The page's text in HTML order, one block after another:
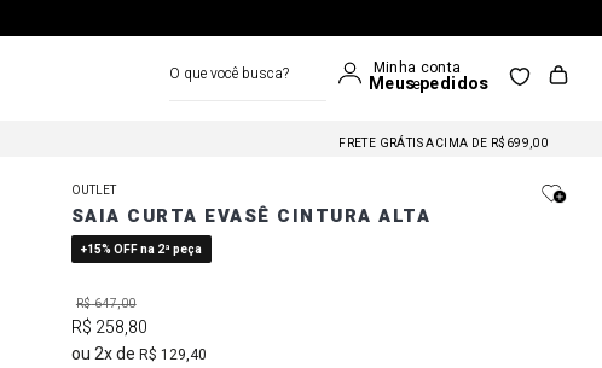
FRETE GRÁTIS ACIMA DE R$699,00
FRETE GRÁTIS NAS COMPRAS A PARTIR DE R$699
FRETE GRÁTIS ACIMA DE R$699,00
OUTLET
SAIA CURTA EVASÊ CINTURA ALTA
+15% OFF na 2ª peça
R$647,00
R$ 258,80
2
R$ 129,40